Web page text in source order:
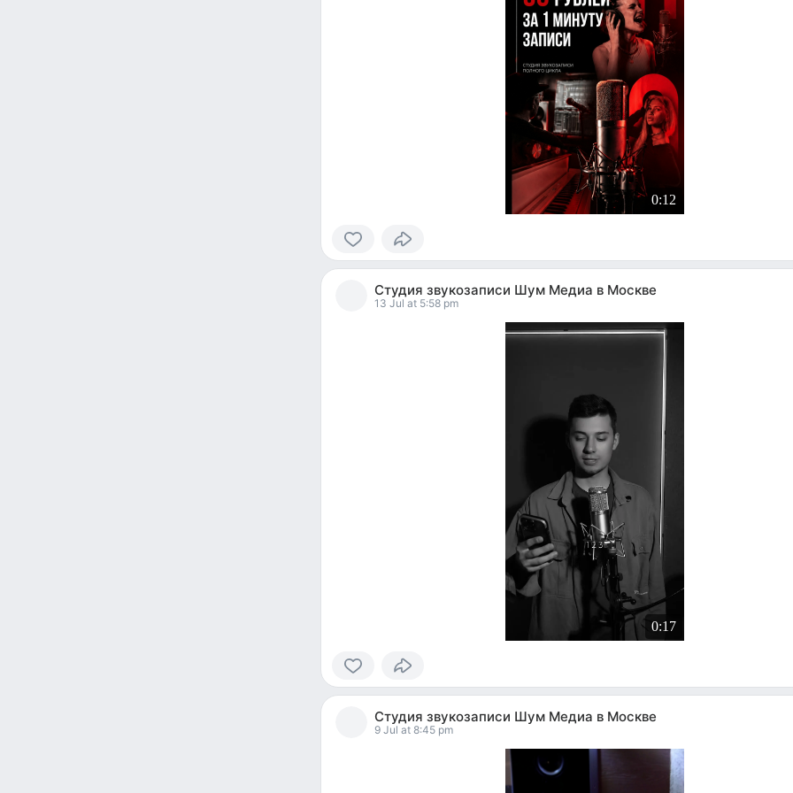
0:12
0
reactedСтудия звукозаписи Шум Медиа в Москве
13 Jul at 5:58 pm
0:17
0
reactedСтудия звукозаписи Шум Медиа в Москве
9 Jul at 8:45 pm